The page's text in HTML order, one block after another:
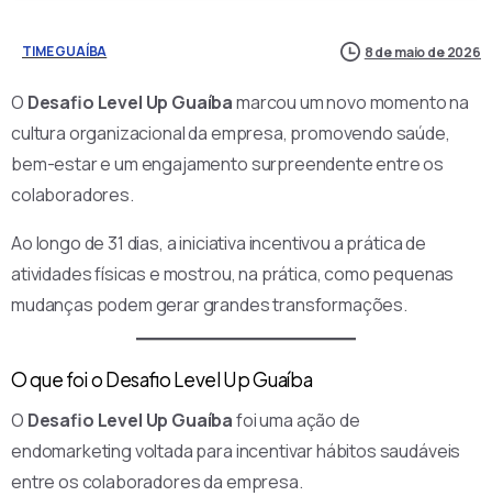
TIME GUAÍBA 8 de maio de 2026
O Desafio Level Up Guaíbamarcou um novo momento na
cultura organizacional da empresa, promovendo saúde,
bem-estar e um engajamento surpreendente entre os
colaboradores.
Ao longo de 31 dias, a iniciativa incentivou a prática de
atividades físicas e mostrou, na prática, como pequenas
mudanças podem gerar grandes transformações.
O que foi o Desafio Level Up Guaíba
O Desafio Level Up Guaíbafoi uma ação de
endomarketing voltada para incentivar hábitos saudáveis
entre os colaboradores da empresa.